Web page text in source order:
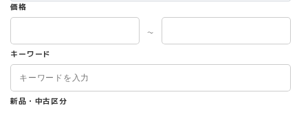
価格
～
キーワード
新品・中古区分